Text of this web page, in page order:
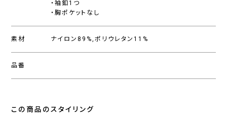
・袖釦1つ
・胸ポケットなし
素材 ナイロン89%,ポリウレタン11%
品番
この商品のスタイリング